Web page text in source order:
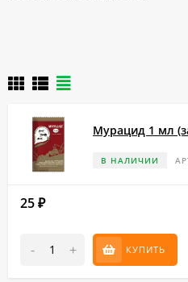
Мурацид 1 мл
В НАЛИЧИИ
25 ₽
- + КУПИТЬ